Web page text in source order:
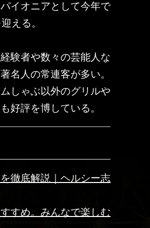
イオニアとして今年で
える。
験者や数々の芸能人な
名人の常連客が多い。
しゃぶ以外のグリルや
好評を博している。
徹底解説｜ヘルシー志
すめ。みんなで楽しむ